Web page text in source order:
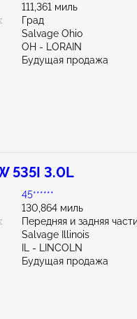
111,361 миль
Град
Salvage Ohio
OH - LORAIN
Будущая продажа
535I 3.0L
45******
130,864 миль
Передняя и задняя
Salvage Illinois
IL - LINCOLN
Будущая продажа